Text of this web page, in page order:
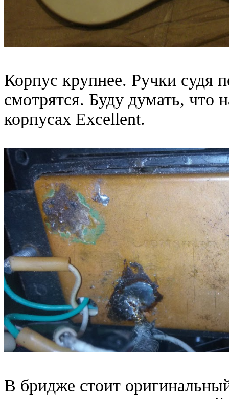
Корпус крупнее. Ручки судя
смотрятся. Буду думать, что
корпусах Excellent.
В бридже стоит